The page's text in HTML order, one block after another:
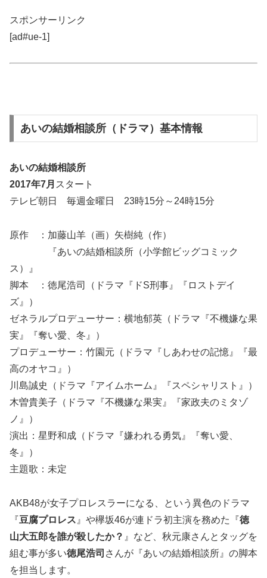
スポンサーリンク
[ad#ue-1]
あいの結婚相談所（ドラマ）基本情報
あいの結婚相談所
2017年7月 スタート
テレビ朝日 毎週金曜日 23時15分～24時15分
原作 ：加藤山羊（画）矢樹純（作）
『あいの結婚相談所（小学館ビッグコミック
ス）』
脚本 ：徳尾浩司（ドラマ『ドS刑事』『ロストデイ
ズ』）
ゼネラルプロデューサー：横地郁英（ドラマ『不機嫌な果
実』『奪い愛、冬』）
プロデューサー：竹園元（ドラマ『しあわせの記憶』『最
高のオヤコ』）
川島誠史（ドラマ『アイムホーム』『スペシャリスト』）
木曽貴美子（ドラマ『不機嫌な果実』『家政夫のミタゾ
ノ』）
演出：星野和成（ドラマ『嫌われる勇気』『奪い愛、
冬』）
主題歌：未定
AKB48が女子プロレスラーになる、という異色のドラマ
『豆腐プロレス 』や欅坂46が連ドラ初主演を務めた『徳
山大五郎を誰が殺したか？ 』など、秋元康さんとタッグを
組む事が多い徳尾浩司 さんが『あいの結婚相談所』の脚本
を担当します。